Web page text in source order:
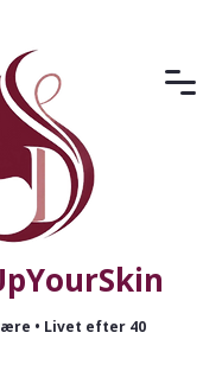
• Livet efter 40